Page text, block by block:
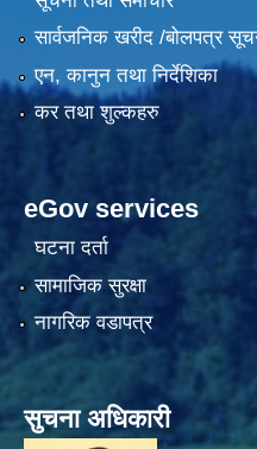
सार्वजनिक खरीद /बोलपत्र
एन, कानुन तथा निर्देशिका
कर तथा शुल्कहरु
eGov services
घटना दर्ता
सामाजिक सुरक्षा
नागरिक वडापत्र
सुचना अधिकारी